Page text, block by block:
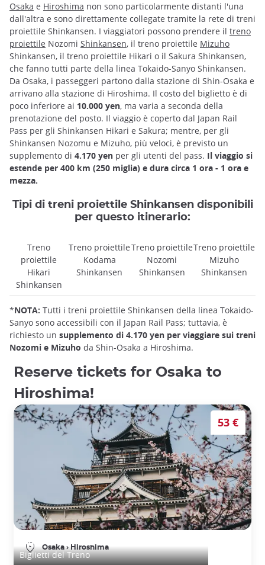
Osaka e Hiroshima non sono particolarmente distanti l'una
dall'altra e sono direttamente collegate tramite la rete di treni
proiettile Shinkansen. I viaggiatori possono prendere il treno
proiettile Nozomi Shinkansen, il treno proiettile Mizuho
Shinkansen, il treno proiettile Hikari o il Sakura Shinkansen,
che fanno tutti parte della linea Tokaido-Sanyo Shinkansen.
Da Osaka, i passeggeri partono dalla stazione di Shin-Osaka e
arrivano alla stazione di Hiroshima. Il costo del biglietto è di
poco inferiore ai 10.000 yen, ma varia a seconda della
prenotazione del posto. Il viaggio è coperto dal Japan Rail
Pass per gli Shinkansen Hikari e Sakura; mentre, per gli
Shinkansen Nozomu e Mizuho, più veloci, è previsto un
supplemento di 4.170 yen per gli utenti del pass. Il viaggio si
estende per 400 km (250 miglia) e dura circa 1 ora - 1 ora e
mezza.
Tipi di treni proiettile Shinkansen disponibili
per questo itinerario:
Treno
proiettile
Hikari
Shinkansen
Treno proiettile
Kodama
Shinkansen
Treno proiettile
Nozomi
Shinkansen
Treno proiettile
Mizuho
Shinkansen
*NOTA: Tutti i treni proiettile Shinkansen della linea Tokaido-
Sanyo sono accessibili con il Japan Rail Pass; tuttavia, è
richiesto un supplemento di 4.170 yen per viaggiare sui treni
Nozomi e Mizuho da Shin-Osaka a Hiroshima.
Reserve tickets for Osaka to
Hiroshima!
Biglietti del treno da Osaka a Hiroshima
Biglietti del Treno
53 €
Osaka › Hiroshima